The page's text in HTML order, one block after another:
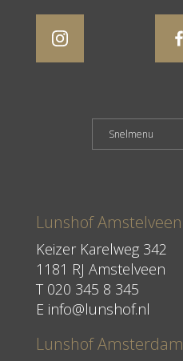
Lunshof Amstelveen
Keizer Karelweg 342
1181 RJ Amstelveen
T 020 345 8 345
E info@lunshof.nl
Lunshof Amsterdam